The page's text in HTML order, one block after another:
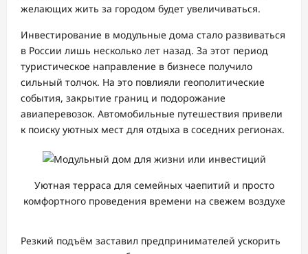
желающих жить за городом будет увеличиваться.
Инвестирование в модульные дома стало развиваться
в России лишь несколько лет назад. За этот период
туристическое направление в бизнесе получило
сильный толчок. На это повлияли геополитические
события, закрытие границ и подорожание
авиаперевозок. Автомобильные путешествия привели
к поиску уютных мест для отдыха в соседних регионах.
Уютная терраса для семейных чаепитий и просто
комфортного проведения времени на свежем воздухе
Резкий подъём заставил предпринимателей ускорить